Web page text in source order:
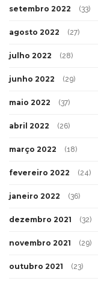
setembro 2022 (33)
agosto 2022 (27)
julho 2022 (28)
junho 2022 (29)
maio 2022 (37)
abril 2022 (26)
março 2022 (18)
fevereiro 2022 (24)
janeiro 2022 (36)
dezembro 2021 (32)
novembro 2021 (29)
outubro 2021 (23)